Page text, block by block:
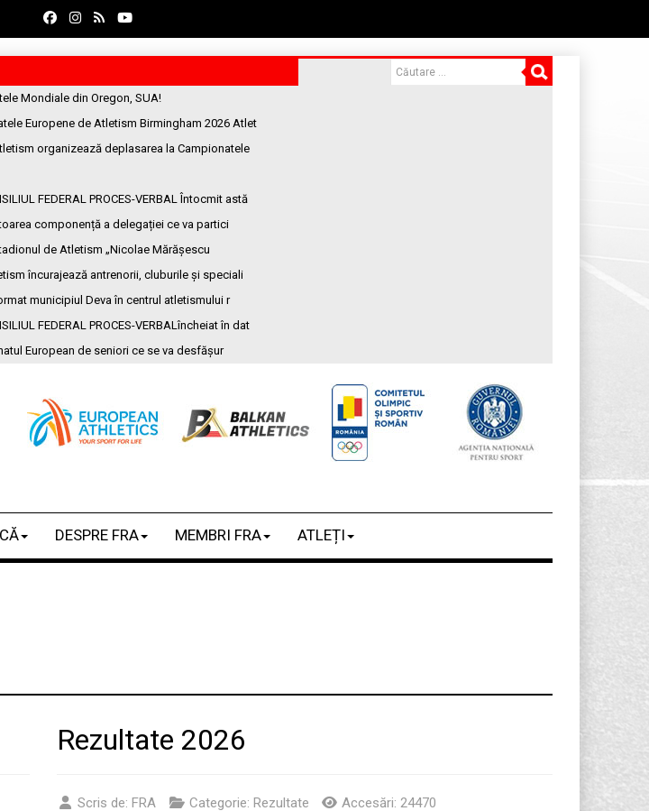
Mondiale din Oregon, SUA!
Europene de Atletism Birmingham 2026 Atlet
organizează deplasarea la Campionatele
FEDERAL PROCES-VERBAL Întocmit astă
componență a delegației ce va partici
de Atletism „Nicolae Mărășescu
încurajează antrenorii, cluburile și speciali
municipiul Deva în centrul atletismului r
FEDERAL PROCES-VERBALîncheiat în dat
European de seniori ce se va desfășur
DESPRE FRA MEMBRI FRA ATLEȚI
Rezultate 2026
Scris de: FRA Categorie: Rezultate
Accesări: 24470